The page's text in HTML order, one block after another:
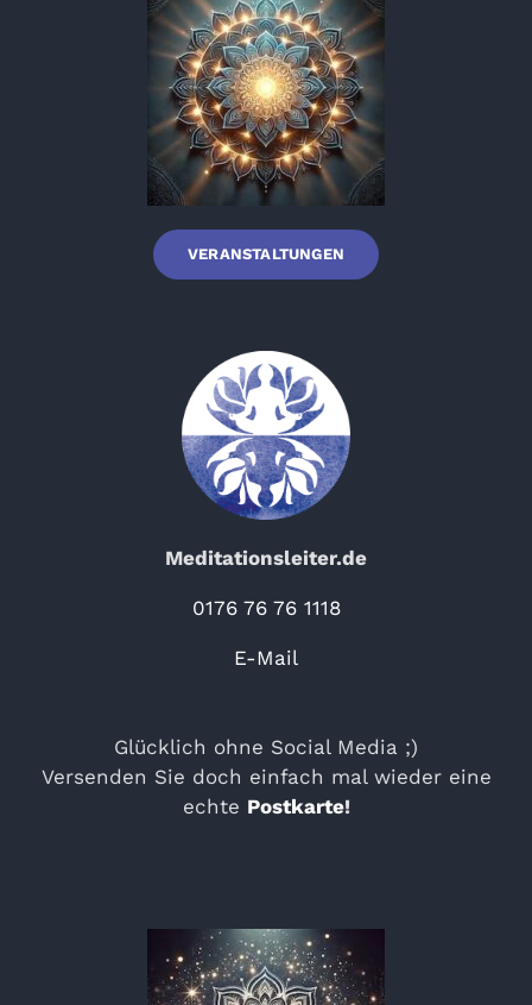
VERANSTALTUNGEN
Meditationsleiter.de
0176 76 76 1118
E-Mail
Glücklich ohne Social Media ;)
Versenden Sie doch einfach mal wieder eine
echte Postkarte!